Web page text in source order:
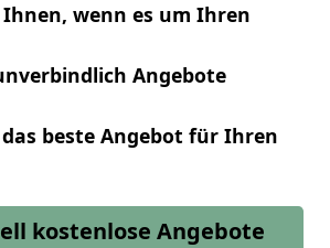
wenn es um Ihren
Angebote
das beste Angebot für Ihren
kostenlose Angebote